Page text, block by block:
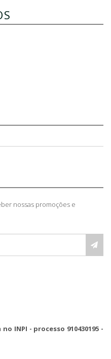
nossas promoções e
INPI - processo 910430195 -